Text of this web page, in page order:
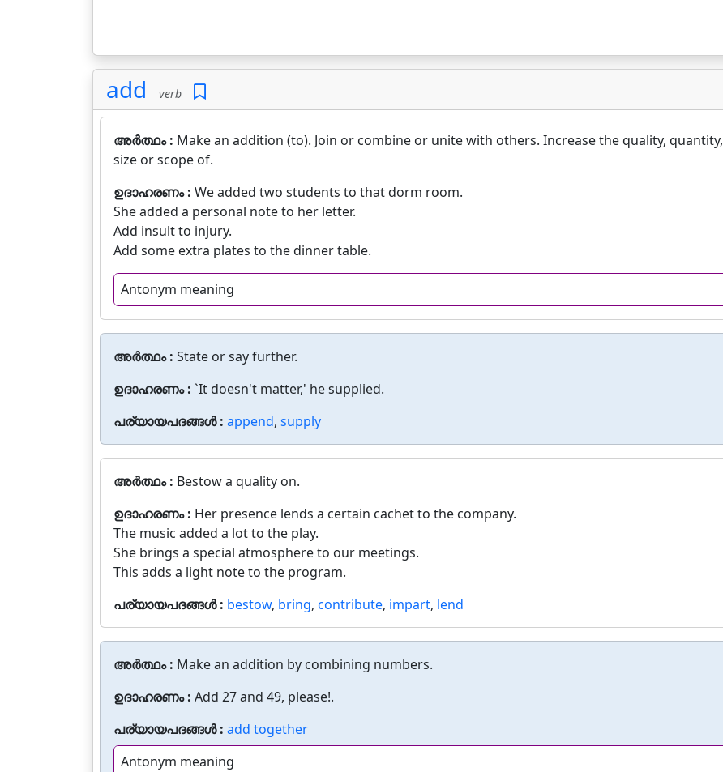
add verb
അർത്ഥം : Make an addition (to). Join or combine or unite with others. Increase the quality, quantity,
size or scope of.
ഉദാഹരണം : We added two students to that dorm room.
She added a personal note to her letter.
Add insult to injury.
Add some extra plates to the dinner table.
Antonym meaning
അർത്ഥം : State or say further.
ഉദാഹരണം : `It doesn't matter,' he supplied.
പര്യായപദങ്ങൾ : append, supply
അർത്ഥം : Bestow a quality on.
ഉദാഹരണം : Her presence lends a certain cachet to the company.
The music added a lot to the play.
She brings a special atmosphere to our meetings.
This adds a light note to the program.
പര്യായപദങ്ങൾ : bestow, bring, contribute, impart, lend
അർത്ഥം : Make an addition by combining numbers.
ഉദാഹരണം : Add 27 and 49, please!.
പര്യായപദങ്ങൾ : add together
Antonym meaning